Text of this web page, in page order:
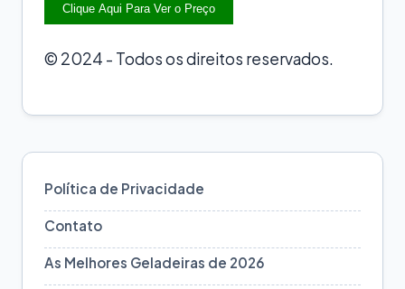
Clique Aqui Para Ver o Preço
© 2024 - Todos os direitos reservados.
Política de Privacidade
Contato
As Melhores Geladeiras de 2026